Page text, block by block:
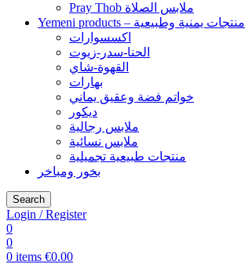
Pray Thob ملابس الصلاة
Yemeni products – منتجات يمنية وطبيعية
اكسسوارات
الحنا-سدر-زيوت
القهوة-شاي
بهارات
خواتم فضة وعقيق يماني
ديكور
ملابس رجالية
ملابس نسائية
منتجات طبيعية تجميلية
بخور ومباخر
Search
Login / Register
0
0
0 items €0.00